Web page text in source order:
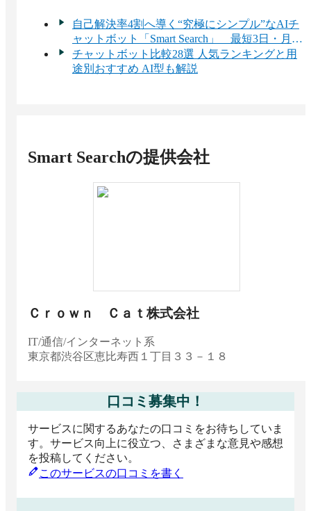
自己解決率4割へ導く“究極にシンプル”なAIチ
ャットボット「Smart Search」 最短3日・月額
3万円から導入可能
チャットボット比較28選 人気ランキングと用
途別おすすめ AI型も解説
Smart Searchの提供会社
Ｃｒｏｗｎ Ｃａｔ株式会社
IT/通信/インターネット系
東京都渋谷区恵比寿西１丁目３３－１８
口コミ募集中！
サービスに関するあなたの口コミをお待ちしていま
す。サービス向上に役立つ、さまざまな意見や感想
を投稿してください。
このサービスの口コミを書く